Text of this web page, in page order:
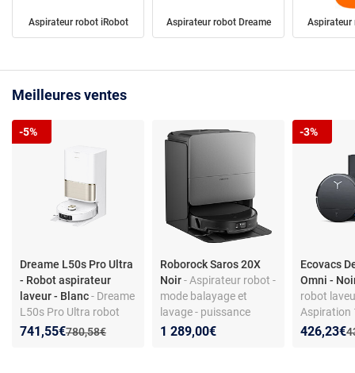
Aspirateur robot iRobot Aspirateur robot Dreame Aspirateur
Meilleures ventes
Dreame L50s Pro Ultra
- Robot aspirateur
laveur - Blanc- Dreame
L50s Pro Ultra robot
aspirateur laveur blanc
Ancien prix :
780,58€
Nouveau prix :
741,55€
Réduction de :
-5%
Roborock Saros 20X
Noir- Aspirateur robot -
mode balayage et
lavage - puissance
d'aspiration de 36000
1 289,00€
Ecovacs
Omni -
robot
Aspiration
Station
Nouveau
426,23€
-3%